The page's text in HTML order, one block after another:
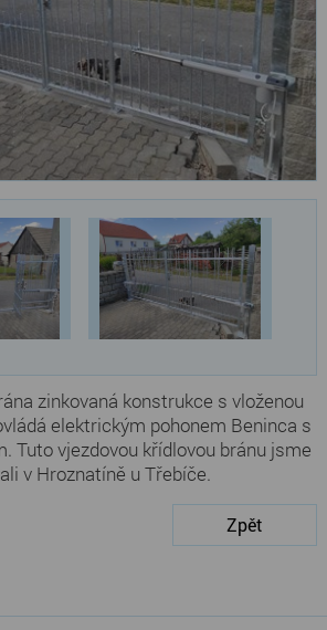
zinkovaná konstrukce s vloženou
elektrickým pohonem Beninca s
Tuto vjezdovou křídlovou bránu jsme
v Hroznatíně u Třebíče.
Zpět